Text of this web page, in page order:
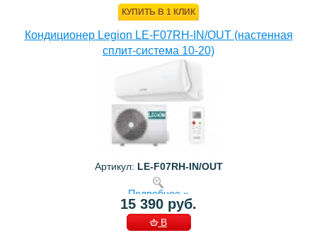
КУПИТЬ В 1 КЛИК
Кондиционер Legion LE-F07RH-IN/OUT (настенная
сплит-система 10-20)
Артикул: LE-F07RH-IN/OUT
Подробнее »
15 390 руб.
В